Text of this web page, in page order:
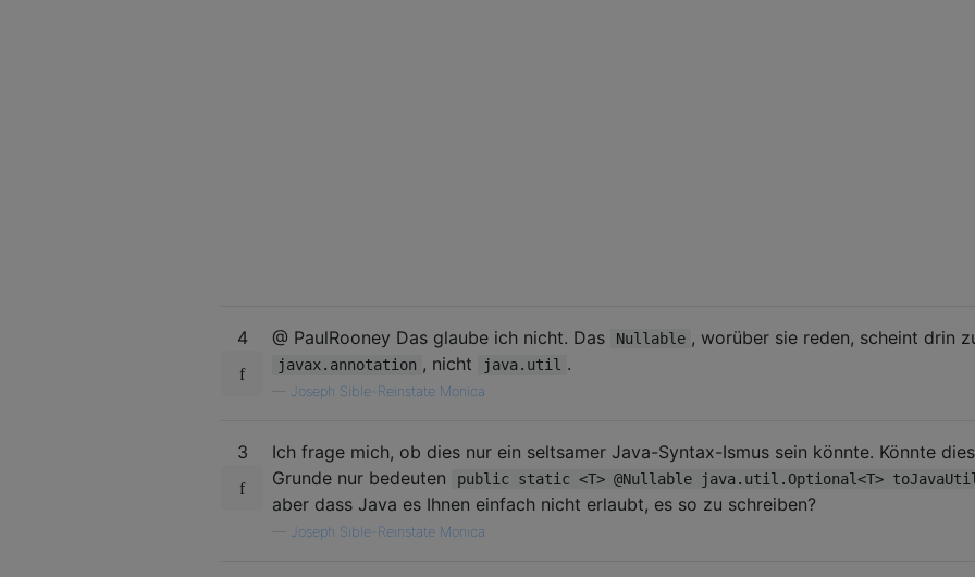
4 @ PaulRooney Das glaube ich nicht. Das Nullable , worüber sie reden, scheint drin
javax.annotation , nicht java.util .
Joseph Sible-Reinstate Monica
3
Ich frage mich, ob dies nur ein seltsamer Java-Syntax-Ismus sein könnte. Könnte
Grunde nur bedeuten
public static <T> @Nullable java.util.Optional<T>
aber dass Java es Ihnen einfach nicht erlaubt, es so zu schreiben?
Joseph Sible-Reinstate Monica